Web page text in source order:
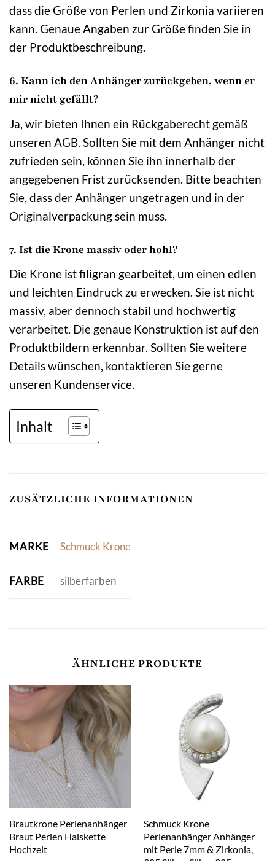
dass die Größe von Perlen und Zirkonia variieren
kann. Genaue Angaben zur Größe finden Sie in
der Produktbeschreibung.
6. Kann ich den Anhänger zurückgeben, wenn er
mir nicht gefällt?
Ja, wir bieten Ihnen ein Rückgaberecht gemäß
unseren AGB. Sollten Sie mit dem Anhänger nicht
zufrieden sein, können Sie ihn innerhalb der
angegebenen Frist zurücksenden. Bitte beachten
Sie, dass der Anhänger ungetragen und in der
Originalverpackung sein muss.
7. Ist die Krone massiv oder hohl?
Die Krone ist filigran gearbeitet, um einen edlen
und leichten Eindruck zu erwecken. Sie ist nicht
massiv, aber dennoch stabil und hochwertig
verarbeitet. Die genaue Konstruktion ist auf den
Produktbildern erkennbar. Sollten Sie weitere
Details wünschen, kontaktieren Sie gerne
unseren Kundenservice.
Inhalt
ZUSÄTZLICHE INFORMATIONEN
MARKE Schmuck Krone
FARBE silberfarben
ÄHNLICHE PRODUKTE
Brautkrone Perlenanhänger
Braut Perlen Halskette
Hochzeit
Schmuck Krone
Perlenanhänger Anhänger
mit Perle 7mm & Zirkonia,